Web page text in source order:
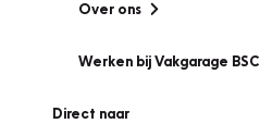
Over ons
Werken bij Vakgarage BSC
Direct naar